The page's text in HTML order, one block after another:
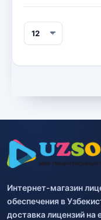
Интернет-магазин
обеспечения в
доставка лицензий на